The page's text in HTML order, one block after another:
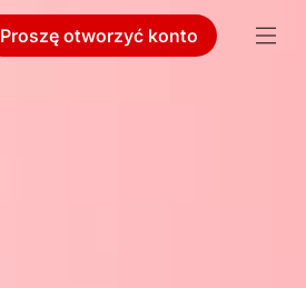
Proszę otworzyć konto